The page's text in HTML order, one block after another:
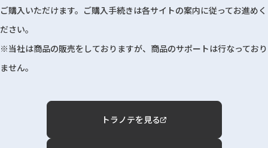
ご購入いただけます。ご購入手続きは各サイトの案内に従ってお進めく
ださい。
※当社は商品の販売をしておりますが、商品のサポートは行なっており
ません。
トラノテを見る